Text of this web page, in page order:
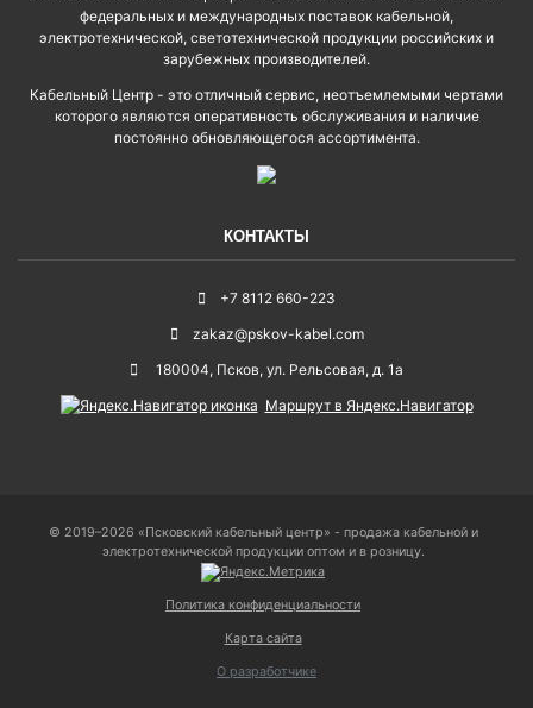
федеральных и международных поставок кабельной,
электротехнической, светотехнической продукции российских и
зарубежных производителей.
Кабельный Центр - это отличный сервис, неотъемлемыми чертами
которого являются оперативность обслуживания и наличие
постоянно обновляющегося ассортимента.
КОНТАКТЫ
+7 8112 660-223
zakaz@pskov-kabel.com
180004, Псков, ул. Рельсовая, д. 1а
Маршрут в Яндекс.Навигатор
© 2019–2026 «Псковский кабельный центр» - продажа кабельной и
электротехнической продукции оптом и в розницу.
Политика конфиденциальности
Карта сайта
О разработчике